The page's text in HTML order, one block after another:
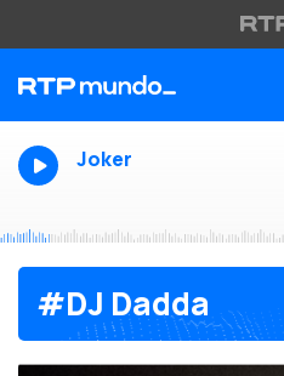
Joker
#DJ Dadda